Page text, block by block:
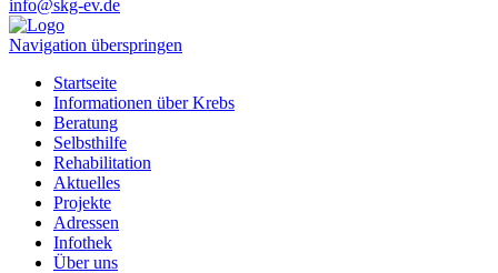
info@skg-ev.de
Navigation überspringen
Startseite
Informationen über Krebs
Beratung
Selbsthilfe
Rehabilitation
Aktuelles
Projekte
Adressen
Infothek
Über uns